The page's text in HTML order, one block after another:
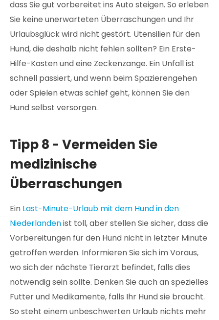
dass Sie gut vorbereitet ins Auto steigen. So erleben
Sie keine unerwarteten Überraschungen und Ihr
Urlaubsglück wird nicht gestört. Utensilien für den
Hund, die deshalb nicht fehlen sollten? Ein Erste-
Hilfe-Kasten und eine Zeckenzange. Ein Unfall ist
schnell passiert, und wenn beim Spazierengehen
oder Spielen etwas schief geht, können Sie den
Hund selbst versorgen.
Tipp 8 - Vermeiden Sie
medizinische
Überraschungen
Ein Last-Minute-Urlaub mit dem Hund in den
Niederlandenist toll, aber stellen Sie sicher, dass die
Vorbereitungen für den Hund nicht in letzter Minute
getroffen werden. Informieren Sie sich im Voraus,
wo sich der nächste Tierarzt befindet, falls dies
notwendig sein sollte. Denken Sie auch an spezielles
Futter und Medikamente, falls Ihr Hund sie braucht.
So steht einem unbeschwerten Urlaub nichts mehr